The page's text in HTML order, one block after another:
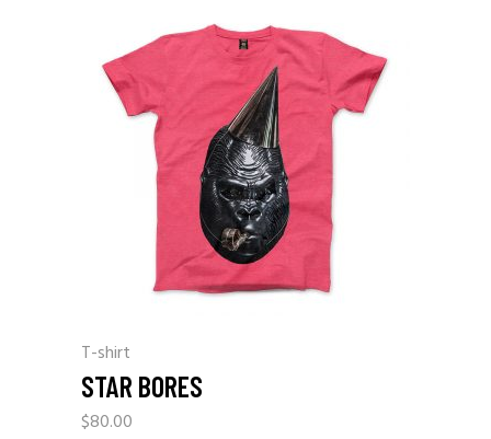
T-shirt
STAR BORES
$80.00